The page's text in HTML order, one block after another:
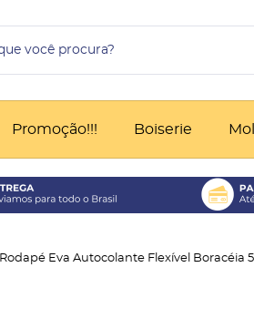
Promoção!!! Boiserie
Rodapé Eva Autocolante Flexível Boracéia